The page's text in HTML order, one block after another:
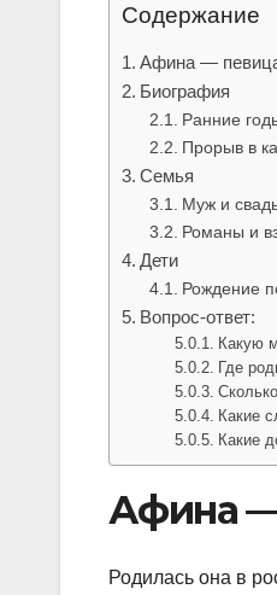
Содержание
Афина —
Биография
Ранние
Прорыв в
Семья
Муж и
Романы и
Дети
Рождение
Вопрос-ответ:
Какую
Где
Какие
Какие
Афина —
Родилась она в